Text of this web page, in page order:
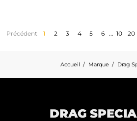
Précédent 1 2 3 4 5 6 ... 10 20
Accueil Marque Drag
DRAG